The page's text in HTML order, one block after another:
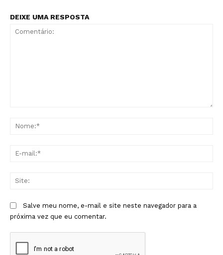
DEIXE UMA RESPOSTA
Salve meu nome, e-mail e site neste navegador para a
próxima vez que eu comentar.